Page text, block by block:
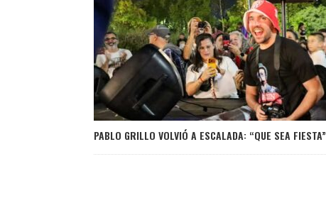
PABLO GRILLO VOLVIÓ A ESCALADA: “QUE SEA FIESTA”